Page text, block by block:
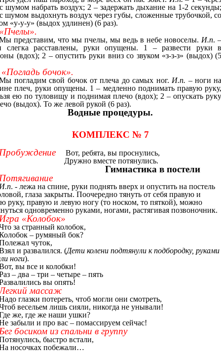
шумом набрать воздух; 2 – задержать дыхание на 1-2
шумом выдохнуть воздух через губы, сложенные трубочкой,
«у-у-у» (выдох удлинен) (6 раз).
представим, что мы пчелы, мы ведь в небе новоселы. И.п.
слегка расставлены, руки опущены. 1 – развести руки
(вдох); 2 – опустить руки вниз со звуком «з-з-з» (выдох)
бочок».
погладим свой бочок от плеча до самых ног. И.п. – ноги
плеч, руки опущены. 1 – медленно поднимать правую
ею по туловищу и поднимая плечо (вдох); 2 – опускать
(выдох). То же левой рукой (6 раз).
Водные процедуры.
КОМПЛЕКС № 7
Вот, ребята, вы проснулись,
вместе потянулись.
Гимнастика в постели
. - лежа на спине, руки поднять вверх и опустить на постель
глаза закрыты. Поочередно тянуть от себя правую и
руку, правую и левую ногу (то носком, то пяткой), можно
одновременно руками, ногами, растягивая позвоночник.
«Колобок»
за странный колобок,
– румяный бок?
чуток,
и развалился. (Дети колени подтянули к подбородку, руками
ноги).
вы все и колобки!
– два – три – четыре – пять
вы опять!
массаж
глазки потереть, чтоб могли они смотреть,
весельем лишь сияли, никогда не унывали!
же, где же наши ушки?
забыли и про вас – помассируем сейчас!
босиком из спальни в группу
быстро встали,
носочках побежали…